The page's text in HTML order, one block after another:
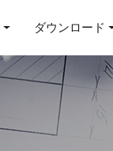
ダウンロード